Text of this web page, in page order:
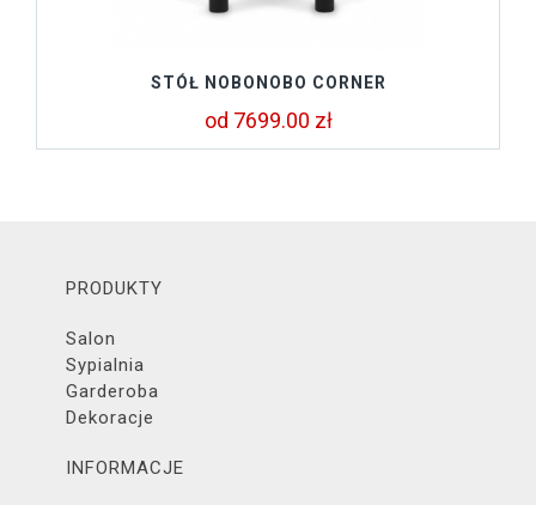
STÓŁ NOBONOBO CORNER
od 7699.00 zł
PRODUKTY
Salon
Sypialnia
Garderoba
Dekoracje
INFORMACJE